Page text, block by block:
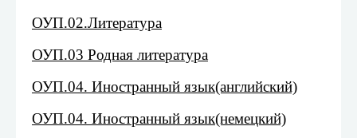
ОУП.02.Литература
ОУП.03 Родная литература
ОУП.04. Иностранный язык(английский)
ОУП.04. Иностранный язык(немецкий)